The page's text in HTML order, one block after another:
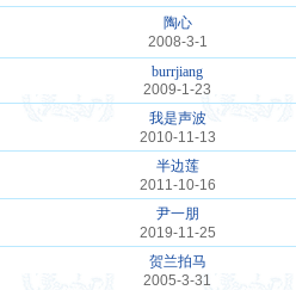
陶心
2008-3-1
burrjiang
2009-1-23
我是声波
2010-11-13
半边莲
2011-10-16
尹一朋
2019-11-25
贺兰拍马
2005-3-31